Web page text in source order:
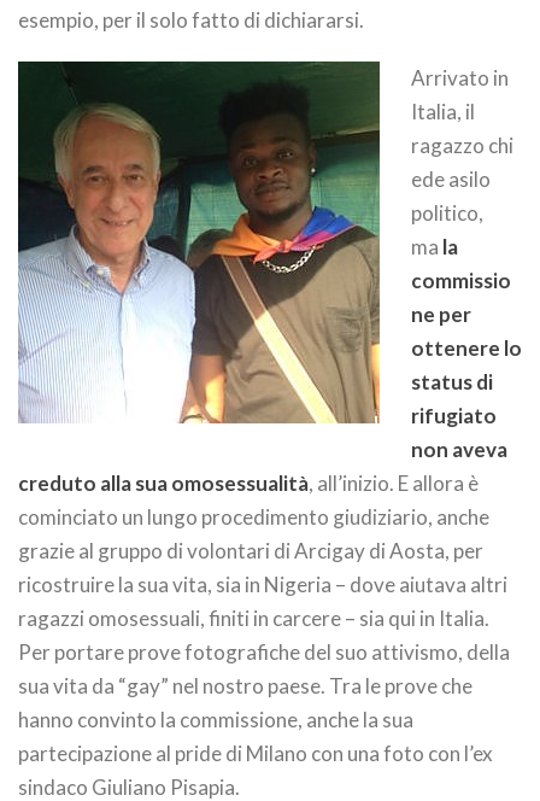
esempio, per il solo fatto di dichiararsi.
Arrivato in
Italia, il
ragazzo chi
ede asilo
politico,
ma la
commissio
ne per
ottenere lo
status di
rifugiato
non aveva
creduto alla sua omosessualità, all’inizio. E allora è
cominciato un lungo procedimento giudiziario, anche
grazie al gruppo di volontari di Arcigay di Aosta, per
ricostruire la sua vita, sia in Nigeria – dove aiutava altri
ragazzi omosessuali, finiti in carcere – sia qui in Italia.
Per portare prove fotografiche del suo attivismo, della
sua vita da “gay” nel nostro paese. Tra le prove che
hanno convinto la commissione, anche la sua
partecipazione al pride di Milano con una foto con l’ex
sindaco Giuliano Pisapia.